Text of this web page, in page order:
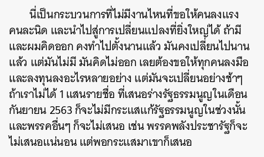
นี่เป็นกระบวนการที่ไม่มีงานไหนที่ขอให้คนลงแรง
คนละนิด และนำไปสู่การเปลี่ยนแปลงที่ยิ่งใหญ่ได้ ถ้ามี
และผมคิดออก คงทำไปตั้งนานแล้ว มันคงเปลี่ยนไปนาน
แล้ว แต่มันไม่มี มันคิดไม่ออก เลยต้องขอให้ทุกคนลงมือ
และลงทุนลงอะไรหลายอย่าง แต่มันจะเปลี่ยนอย่างช้าๆ
ถ้าเราไม่ได้ 1 แสนรายชื่อ ที่เสนอร่างรัฐธรรมนูญในเดือน
กันยายน 2563 ก็จะไม่มีกระแสแก้รัฐธรรมนูญในช่วงนั้น
และพรรคอื่นๆ ก็จะไม่เสนอ เช่น พรรคพลังประชารัฐก็จะ
ไม่เสนอแน่นอน แต่พอกระแสมาเขาก็เสนอ